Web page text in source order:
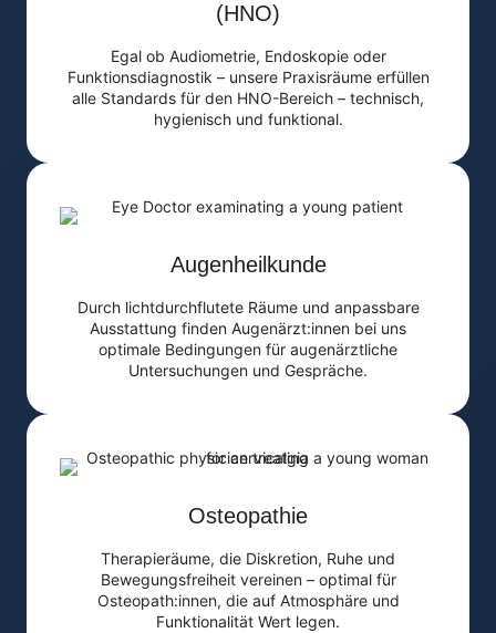
(HNO)
Egal ob Audiometrie, Endoskopie oder
Funktionsdiagnostik – unsere Praxisräume erfüllen
alle Standards für den HNO-Bereich – technisch,
hygienisch und funktional.
Augenheilkunde
Durch lichtdurchflutete Räume und anpassbare
Ausstattung finden Augenärzt:innen bei uns
optimale Bedingungen für augenärztliche
Untersuchungen und Gespräche.
Osteopathie
Therapieräume, die Diskretion, Ruhe und
Bewegungsfreiheit vereinen – optimal für
Osteopath:innen, die auf Atmosphäre und
Funktionalität Wert legen.